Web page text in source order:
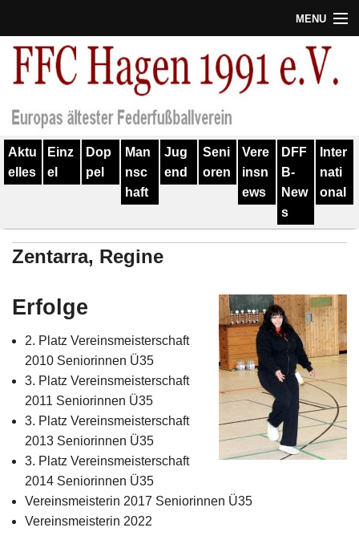
MENU
Termine
Verein
Geschichte
Training
Spieler
Kontakt
Links
Aktu
elles
Einz
el
Dop
pel
Man
nsc
haft
Jug
end
Seni
oren
Vere
insn
ews
DFF
B-
New
s
Inter
nati
onal
Zentarra, Regine
Erfolge
2. Platz Vereinsmeisterschaft
2010 Seniorinnen Ü35
3. Platz Vereinsmeisterschaft
2011 Seniorinnen Ü35
3. Platz Vereinsmeisterschaft
2013 Seniorinnen Ü35
3. Platz Vereinsmeisterschaft
2014 Seniorinnen Ü35
Vereinsmeisterin 2017 Seniorinnen Ü35
Vereinsmeisterin 2022